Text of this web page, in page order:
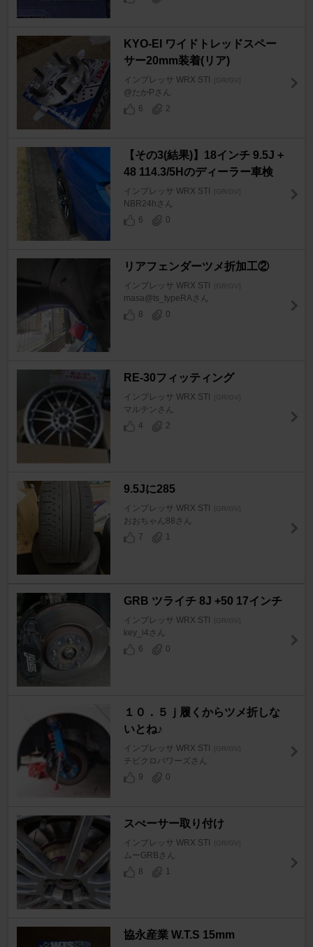
KYO-EI ワイドトレッドスペー
サー20mm装着(リア)
インプレッサ WRX STI [GR/GV]
@たかPさん
6
2
【その3(結果)】18インチ 9.5J +
48 114.3/5Hのディーラー車検
インプレッサ WRX STI [GR/GV]
NBR24hさん
6
0
リアフェンダーツメ折加工②
インプレッサ WRX STI [GR/GV]
masa@ts_typeRAさん
8
0
RE-30フィッティング
インプレッサ WRX STI [GR/GV]
マルテンさん
4
2
9.5Jに285
インプレッサ WRX STI [GR/GV]
おおちゃん88さん
7
1
GRB ツライチ 8J +50 17インチ
インプレッサ WRX STI [GR/GV]
key_i4さん
6
0
１０．５ｊ履くからツメ折しな
いとね♪
インプレッサ WRX STI [GR/GV]
チビクロパワーズさん
9
0
スぺーサー取り付け
インプレッサ WRX STI [GR/GV]
ムーGRBさん
8
1
協永産業 W.T.S 15mm